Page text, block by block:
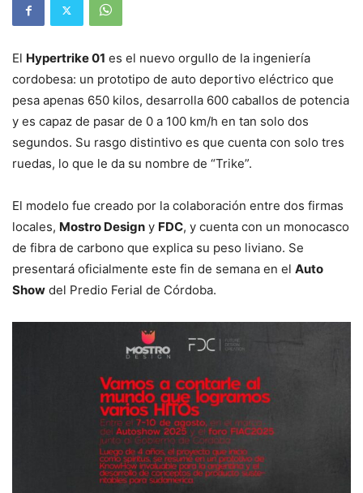
El Hypertrike 01 es el nuevo orgullo de la ingeniería
cordobesa: un prototipo de auto deportivo eléctrico que
pesa apenas 650 kilos, desarrolla 600 caballos de potencia
y es capaz de pasar de 0 a 100 km/h en tan solo dos
segundos. Su rasgo distintivo es que cuenta con solo tres
ruedas, lo que le da su nombre de “Trike”.
El modelo fue creado por la colaboración entre dos firmas
locales, Mostro Design y FDC, y cuenta con un monocasco
de fibra de carbono que explica su peso liviano. Se
presentará oficialmente este fin de semana en el Auto
Show del Predio Ferial de Córdoba.